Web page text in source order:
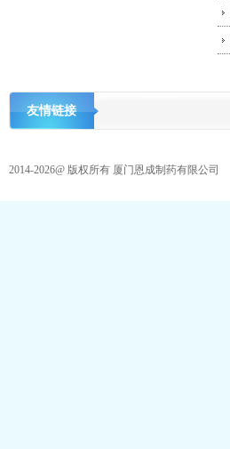
友情链接
2014-2026@ 版权所有 厦门恩成制药有限公司